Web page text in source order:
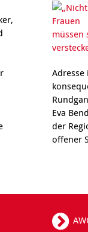
Adresse
Eva
der
offener